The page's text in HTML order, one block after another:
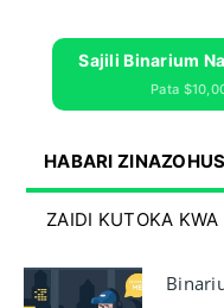
Sajili Binarium
Pata
HABARI
ZAIDI KUTOKA KWA